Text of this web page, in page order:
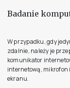
Badanie
W przypadku, gdy
zdalnie, należy je
komunikator
internetową, mikrofon
ekranu.